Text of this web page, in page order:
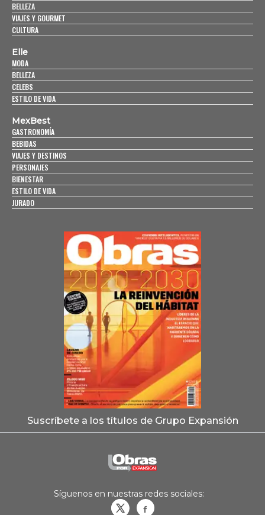
BELLEZA
VIAJES Y GOURMET
CULTURA
Elle
MODA
BELLEZA
CELEBS
ESTILO DE VIDA
MexBest
GASTRONOMÍA
BEBIDAS
VIAJES Y DESTINOS
PERSONAJES
BIENESTAR
ESTILO DE VIDA
JURADO
Suscríbete a los títulos de Grupo Expansión
Síguenos en nuestras redes sociales: